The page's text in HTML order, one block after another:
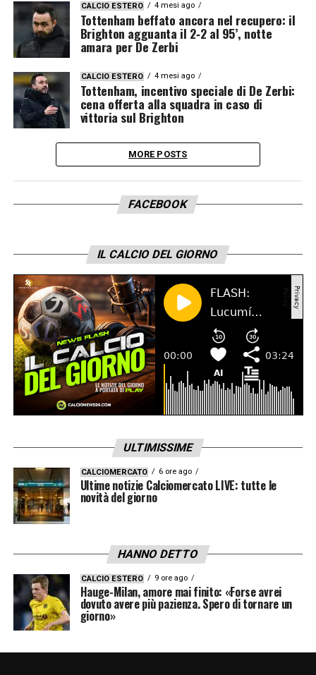
CALCIO ESTERO 4 mesi ago
Tottenham beffato ancora nel recupero: il
Brighton agguanta il 2‑2 al 95’, notte
amara per De Zerbi
CALCIO ESTERO 4 mesi ago
Tottenham, incentivo speciale di De Zerbi:
cena offerta alla squadra in caso di
vittoria sul Brighton
MORE POSTS
FACEBOOK
IL CALCIO DEL GIORNO
ULTIMISSIME
CALCIOMERCATO 6 ore ago
Ultime notizie Calciomercato LIVE: tutte le
novità del giorno
HANNO DETTO
CALCIO ESTERO 9 ore ago
Hauge-Milan, amore mai finito: «Forse avrei
dovuto avere più pazienza. Spero di tornare un
giorno»